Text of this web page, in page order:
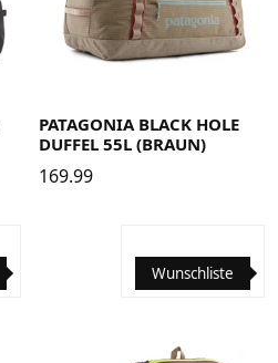
PATAGONIA BLACK HOLE
DUFFEL 55L (BRAUN)
169.99
Wunschliste